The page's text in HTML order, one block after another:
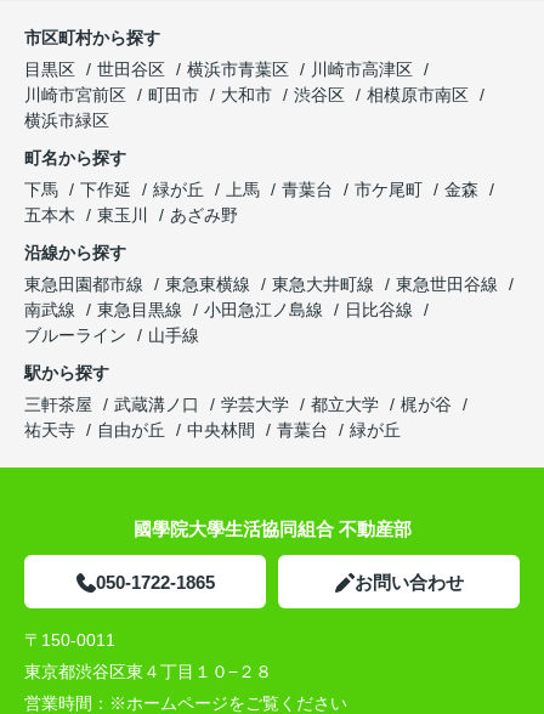
市区町村から探す
目黒区
世田谷区 横浜市青葉区
川崎市高津区
川崎市宮前区
町田市 大和市 渋谷区
相模原市南区
横浜市緑区
町名から探す
下馬
下作延 緑が丘 上馬 青葉台 市ケ尾町
金森
五本木
東玉川
あざみ野
沿線から探す
東急田園都市線
東急東横線 東急大井町線
東急世田谷線
南武線
東急目黒線 小田急江ノ島線
日比谷線
ブルーライン
山手線
駅から探す
三軒茶屋
武蔵溝ノ口 学芸大学 都立大学
梶が谷
祐天寺
自由が丘 中央林間 青葉台 緑が丘
國學院大學生活協同組合 不動産部
050-1722-1865 お問い合わせ
〒150-0011
東京都渋谷区東４丁目１０−２８
営業時間： ※ホームページをご覧ください